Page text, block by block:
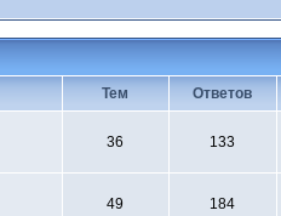
Тем Ответов
36 133
49 184